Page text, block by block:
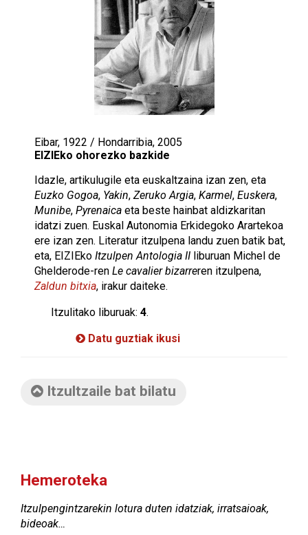
Eibar, 1922 / Hondarribia, 2005
EIZIEko ohorezko bazkide
Idazle, artikulugile eta euskaltzaina izan zen, eta
Euzko Gogoa, Yakin, Zeruko Argia, Karmel, Euskera,
Munibe, Pyrenaica eta beste hainbat aldizkaritan
idatzi zuen. Euskal Autonomia Erkidegoko Arartekoa
ere izan zen. Literatur itzulpena landu zuen batik bat,
eta, EIZIEko Itzulpen Antologia II liburuan Michel de
Ghelderode-ren Le cavalier bizarreren itzulpena,
Zaldun bitxia, irakur daiteke.
Itzulitako liburuak: 4.
Datu guztiak ikusi
Itzultzaile bat bilatu
Hemeroteka
Itzulpengintzarekin lotura duten idatziak, irratsaioak,
bideoak…